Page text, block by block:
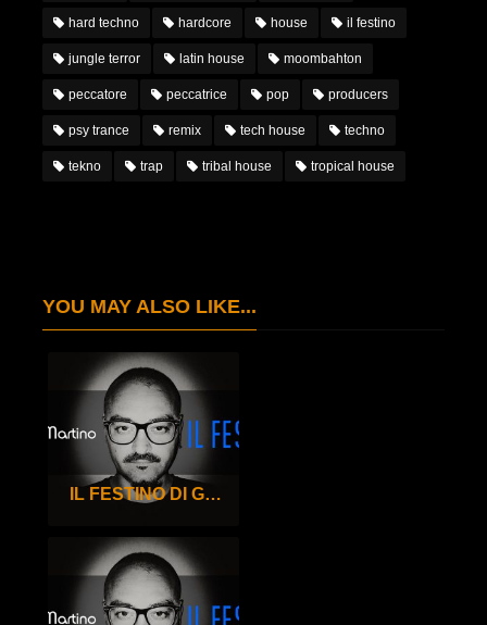
hard techno hardcore house il festino
jungle terror latin house moombahton
peccatore peccatrice pop producers
psy trance remix tech house techno
tekno trap tribal house tropical house
YOU MAY ALSO LIKE...
IL FESTINO DI GIGI DE MARTINO – 100°